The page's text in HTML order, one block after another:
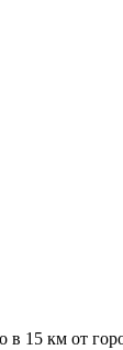
в 15 км от